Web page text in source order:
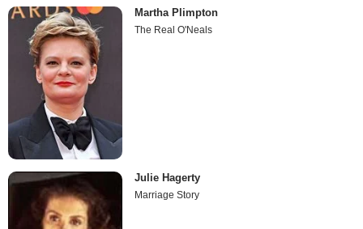
Martha Plimpton
The Real O'Neals
Julie Hagerty
Marriage Story